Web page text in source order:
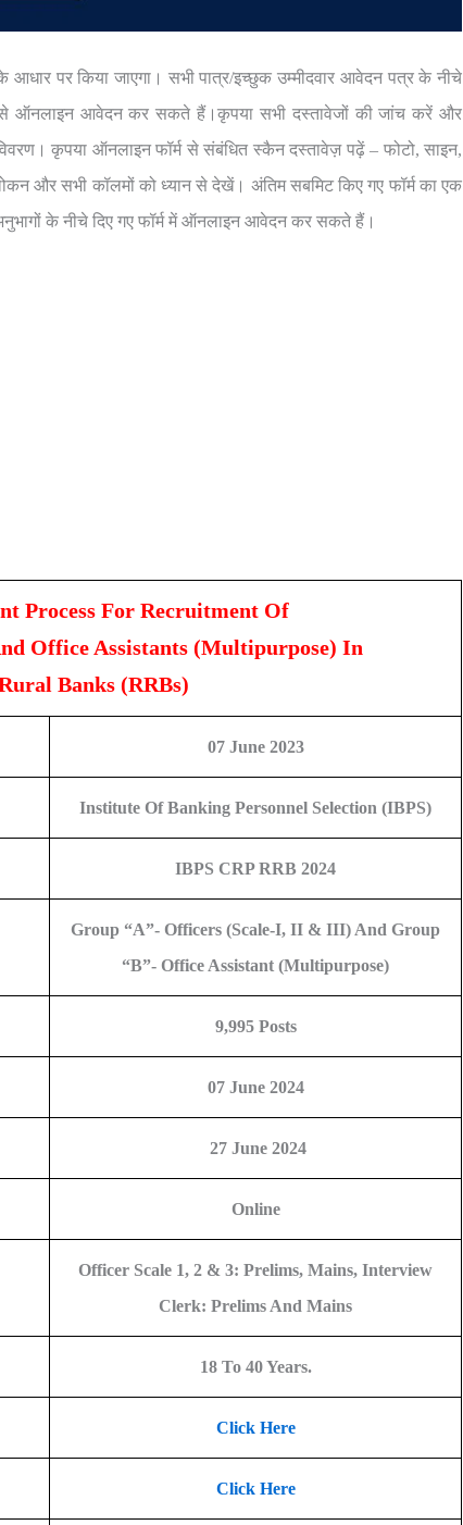
पर किया जाएगा। सभी पात्र/इच्छुक उम्मीदवार आवेदन पत्र के नीचे
से ऑनलाइन आवेदन कर सकते हैं।कृपया सभी दस्तावेजों की जांच करें और
कृपया ऑनलाइन फॉर्म से संबंधित स्कैन दस्तावेज़ पढ़ें – फोटो, साइन,
और सभी कॉलमों को ध्यान से देखें। अंतिम सबमिट किए गए फॉर्म का एक
के नीचे दिए गए फॉर्म में ऑनलाइन आवेदन कर सकते हैं।
Process For Recruitment Of
Office Assistants (Multipurpose) In
Banks (RRBs)
07 June 2023
Institute Of Banking Personnel Selection (IBPS)
IBPS CRP RRB 2024
Group “A”- Officers (Scale-I, II & III) And Group
“B”- Office Assistant (Multipurpose)
9,995 Posts
07 June 2024
27 June 2024
Online
Officer Scale 1, 2 & 3: Prelims, Mains, Interview
Clerk: Prelims And Mains
18 To 40 Years.
Click Here
Click Here